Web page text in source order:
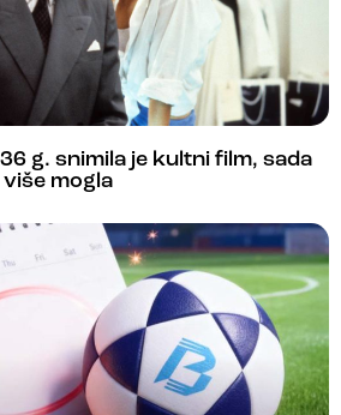
g. snimila je kultni film, sada
mogla